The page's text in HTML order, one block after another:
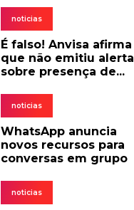
noticias
É falso! Anvisa afirma
que não emitiu alerta
sobre presença de...
noticias
WhatsApp anuncia
novos recursos para
conversas em grupo
noticias